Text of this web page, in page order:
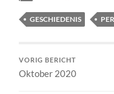
GESCHIEDENIS
VORIG BERICHT
Oktober 2020